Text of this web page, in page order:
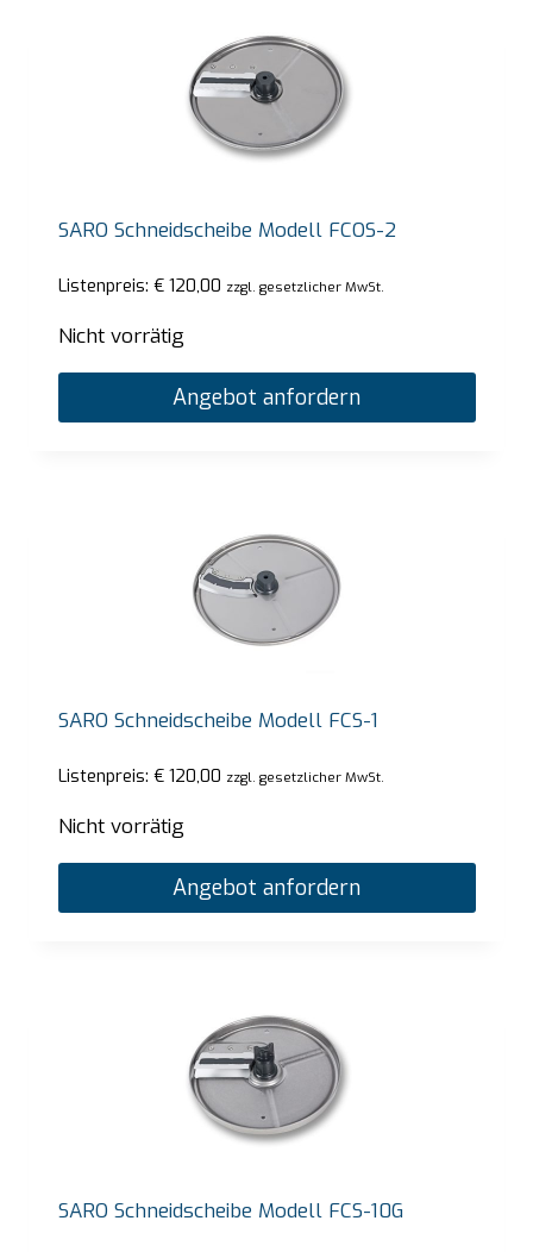
SARO Schneidscheibe Modell FCOS-2
Listenpreis: €120,00 zzgl. gesetzlicher MwSt.
Nicht vorrätig
Angebot anfordern
SARO Schneidscheibe Modell FCS-1
Listenpreis: €120,00 zzgl. gesetzlicher MwSt.
Nicht vorrätig
Angebot anfordern
SARO Schneidscheibe Modell FCS-10G